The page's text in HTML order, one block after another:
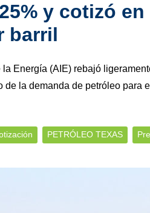
y cotizó en
barril
Energía (AIE) rebajó
de la demanda de petróleo para
PETRÓLEO TEXAS